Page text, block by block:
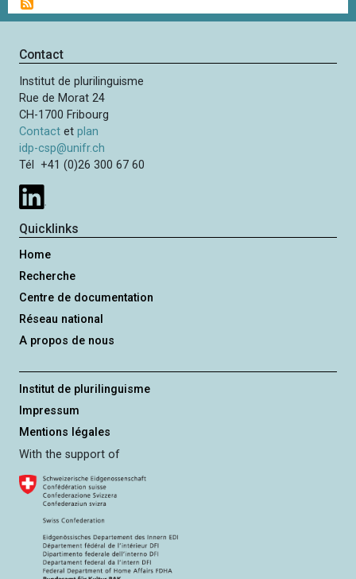
S
n
r
d
g
i
a
t
i
o
n
g
Contact
Institut de plurilinguisme
Rue de Morat 24
CH-1700 Fribourg
Contact etplan
idp-csp@unifr.ch
Tél +41 (0)26 300 67 60
Quicklinks
Home
Recherche
Centre de documentation
Réseau national
A propos de nous
Institut de plurilinguisme
Impressum
Mentions légales
With the support of